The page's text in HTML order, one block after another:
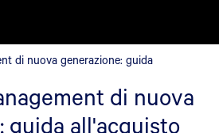
generazione: guida all'acquisto
di nuova generazione: guida
di nuova
guida all'acquisto